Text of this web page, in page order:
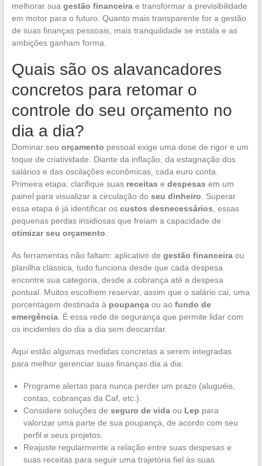
melhorar sua gestão financeirae transformar a previsibilidade
em motor para o futuro. Quanto mais transparente for a gestão
de suas finanças pessoais, mais tranquilidade se instala e as
ambições ganham forma.
Quais são os alavancadores
concretos para retomar o
controle do seu orçamento no
dia a dia?
Dominar seu orçamento pessoal exige uma dose de rigor e um
toque de criatividade. Diante da inflação, da estagnação dos
salários e das oscilações econômicas, cada euro conta.
Primeira etapa: clarifique suas receitas e despesas em um
painel para visualizar a circulação do seu dinheiro . Superar
essa etapa é já identificar os custos desnecessários , essas
pequenas perdas insidiosas que freiam a capacidade de
otimizar seu orçamento
As ferramentas não faltam: aplicativo de gestão financeiraou
planilha clássica, tudo funciona desde que cada despesa
encontre sua categoria, desde a cobrança até a despesa
pontual. Muitos escolhem reservar, assim que o salário cai, uma
porcentagem destinada à poupançaou ao fundo de
emergência. É essa rede de segurança que permite lidar com
os incidentes do dia a dia sem descarrilar.
Aqui estão algumas medidas concretas a serem integradas
para melhor gerenciar suas finanças dia a dia:
Programe alertas para nunca perder um prazo (aluguéis,
contas, cobranças da Caf, etc.).
Considere soluções de seguro de vidaou Lep para
valorizar uma parte de sua poupança, de acordo com seu
perfil e seus projetos.
Reajuste regularmente a relação entre suas despesas e
suas receitas para seguir uma trajetória fiel às suas